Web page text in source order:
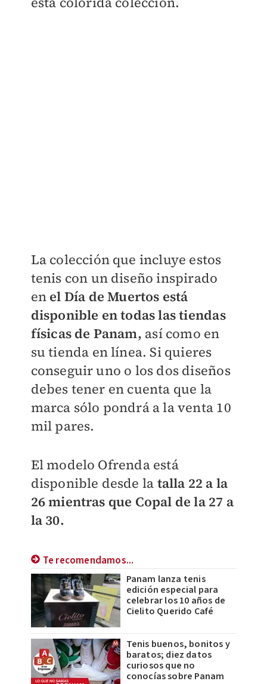
La colección que incluye estos
tenis con un diseño inspirado
en el Día de Muertos está
disponible en todas las tiendas
físicas de Panam, así como en
su tienda en línea. Si quieres
conseguir uno o los dos diseños
debes tener en cuenta que la
marca sólo pondrá a la venta 10
mil pares.
El modelo Ofrenda está
disponible desde la talla 22 a la
26 mientras que Copal de la 27 a
la 30.
Te recomendamos...
Panam lanza tenis
edición especial para
celebrar los 10 años de
Cielito Querido Café
Tenis buenos, bonitos y
baratos; diez datos
curiosos que no
conocías sobre Panam